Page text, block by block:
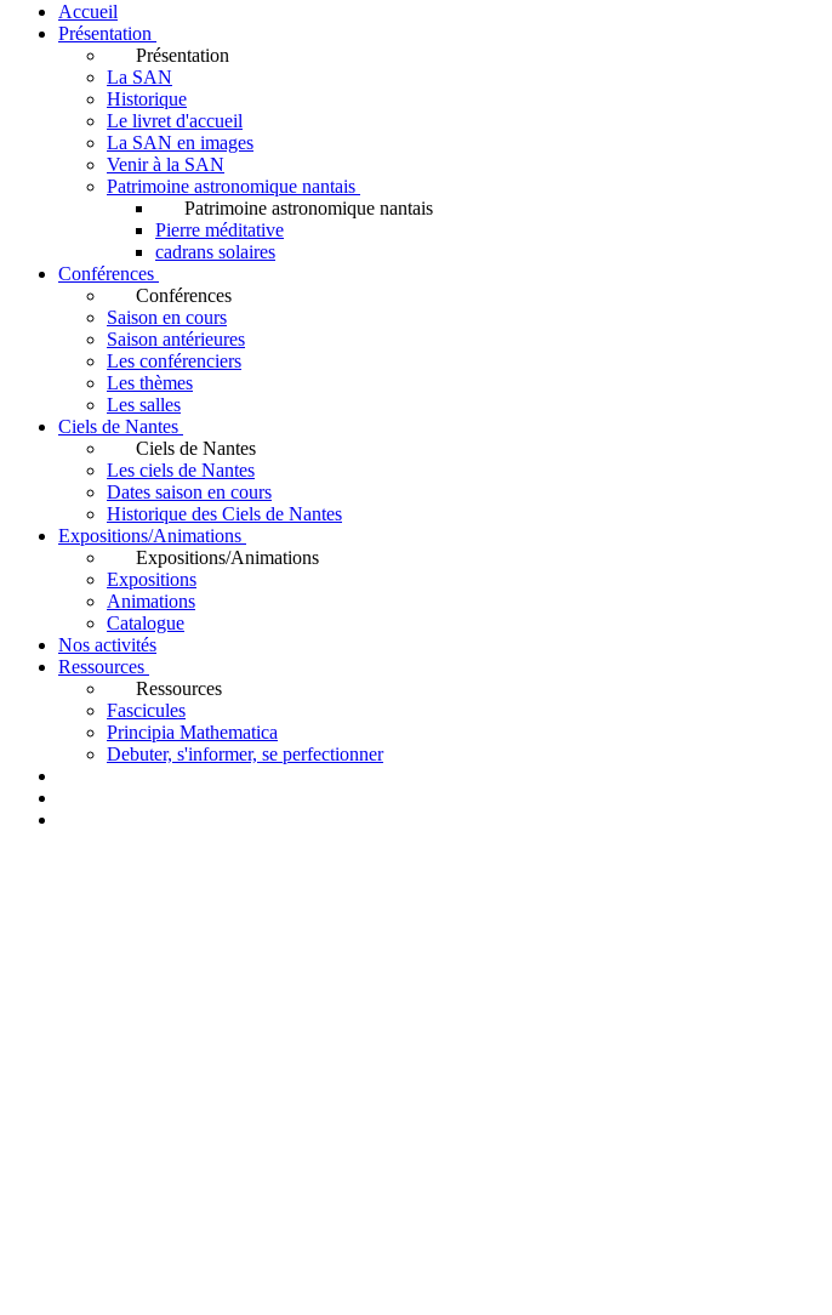
Accueil
Présentation
Présentation
La SAN
Historique
Le livret d'accueil
La SAN en images
Venir à la SAN
Patrimoine astronomique nantais
Patrimoine astronomique nantais
Pierre méditative
cadrans solaires
Conférences
Conférences
Saison en cours
Saison antérieures
Les conférenciers
Les thèmes
Les salles
Ciels de Nantes
Ciels de Nantes
Les ciels de Nantes
Dates saison en cours
Historique des Ciels de Nantes
Expositions/Animations
Expositions/Animations
Expositions
Animations
Catalogue
Nos activités
Ressources
Ressources
Fascicules
Principia Mathematica
Debuter, s'informer, se perfectionner